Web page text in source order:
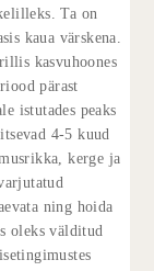
Ta on
kaua värskena.
kasvuhoones
pärast
istutades peaks
4-5 kuud
kerge ja
ning hoida
oleks välditud